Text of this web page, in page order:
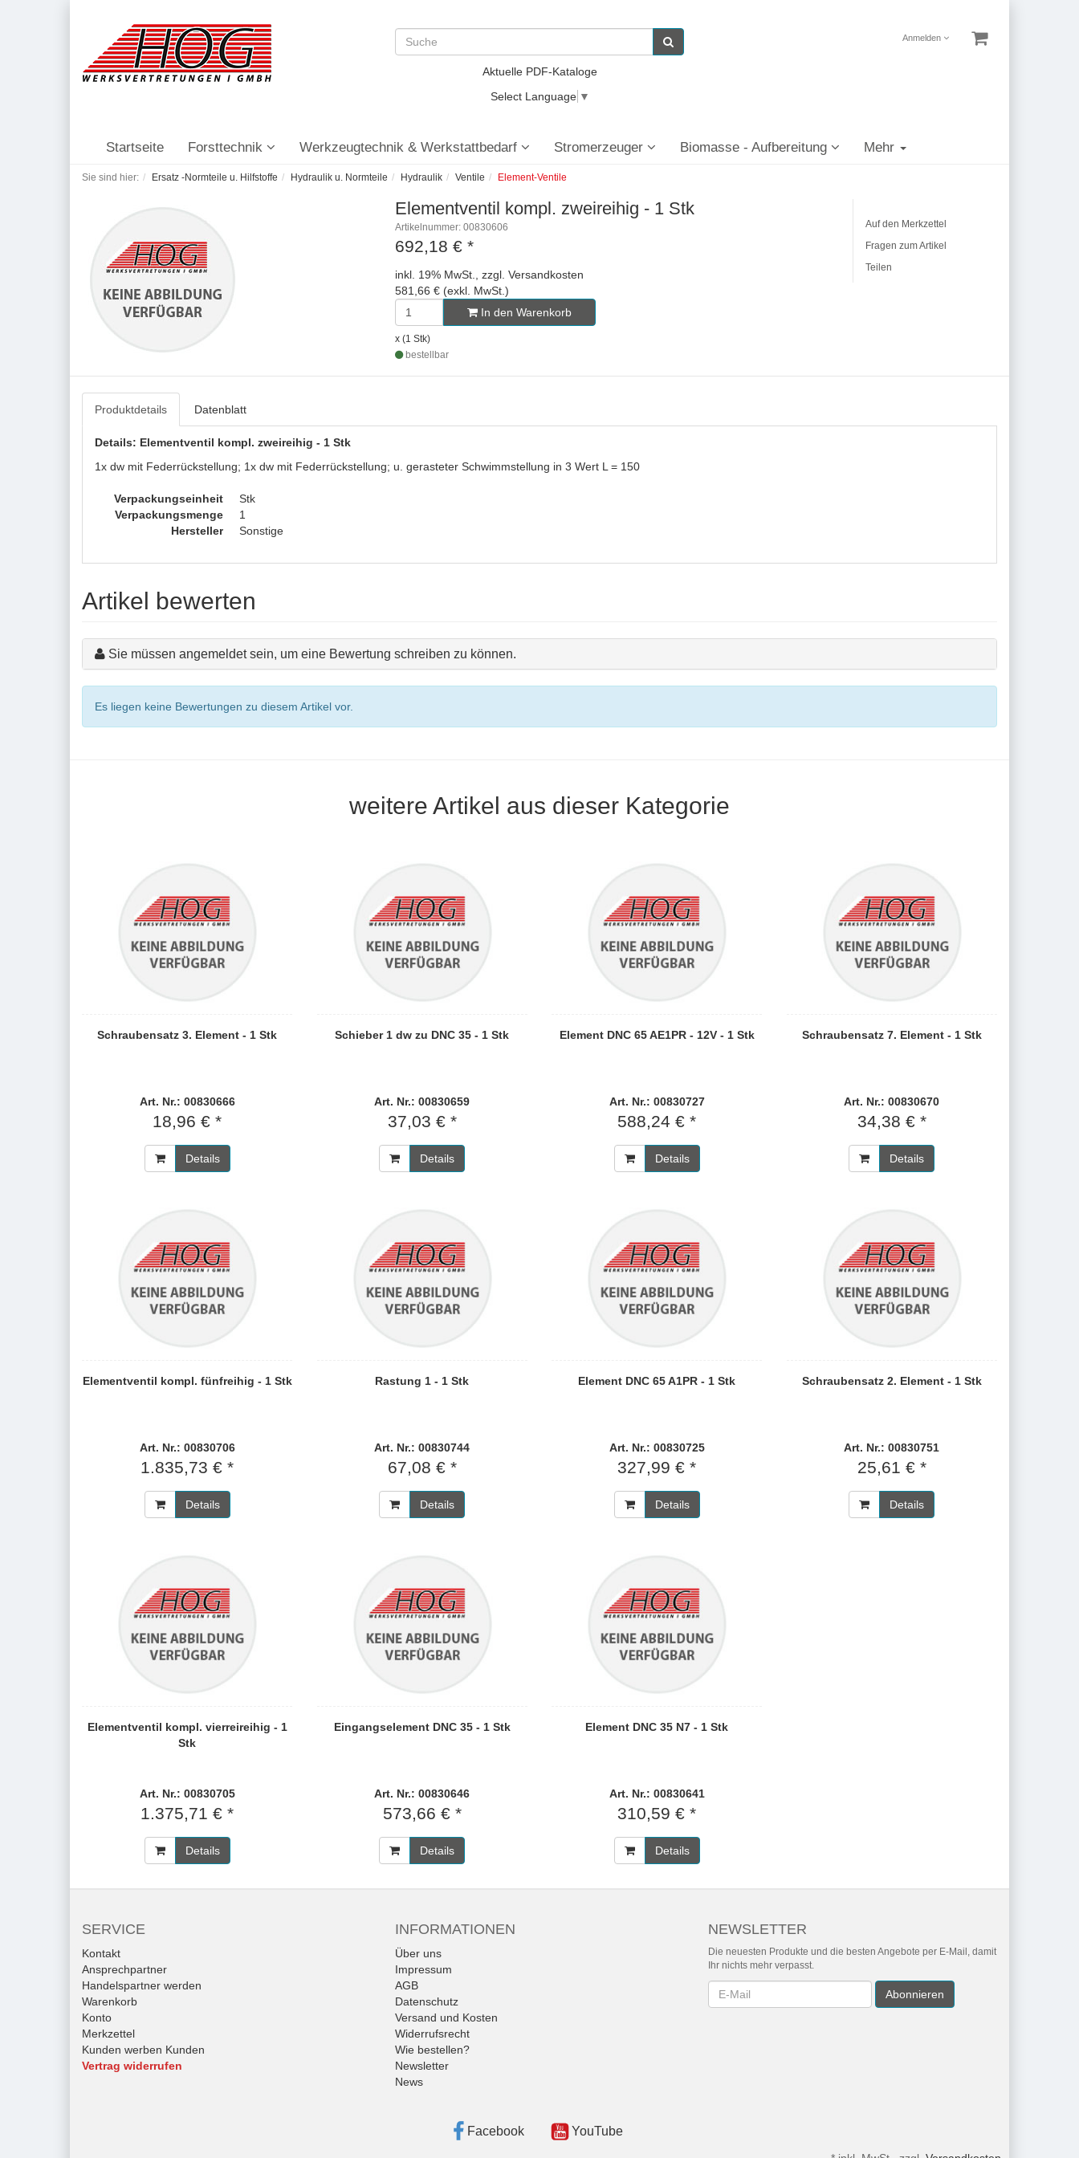
Anmelden
Aktuelle PDF-Kataloge
Select Language ▼
Startseite Forsttechnik Werkzeugtechnik & Werkstattbedarf Stromerzeuger Biomasse - Aufbereitung Mehr
Sie sind hier: Ersatz -Normteile u. Hilfstoffe Hydraulik u. Normteile Hydraulik Ventile Element-Ventile
Elementventil kompl. zweireihig - 1 Stk
Artikelnummer: 00830606
692,18 € *
inkl. 19% MwSt., zzgl. Versandkosten
581,66 € (exkl. MwSt.)
In den Warenkorb
x (1 Stk)
bestellbar
Auf den Merkzettel
Fragen zum Artikel
Teilen
Produktdetails Datenblatt
Details: Elementventil kompl. zweireihig - 1 Stk
1x dw mit Federrückstellung; 1x dw mit Federrückstellung; u. gerasteter Schwimmstellung in 3 Wert L = 150
Verpackungseinheit
Stk
Verpackungsmenge
1
Hersteller
Sonstige
Artikel bewerten
Sie müssen angemeldet sein, um eine Bewertung schreiben zu können.
Es liegen keine Bewertungen zu diesem Artikel vor.
weitere Artikel aus dieser Kategorie
Schraubensatz 3. Element - 1 Stk
Art. Nr.: 00830666
18,96 € *
Details
Schieber 1 dw zu DNC 35 - 1 Stk
Art. Nr.: 00830659
37,03 € *
Details
Element DNC 65 AE1PR - 12V - 1 Stk
Art. Nr.: 00830727
588,24 € *
Details
Schraubensatz 7. Element - 1 Stk
Art. Nr.: 00830670
34,38 € *
Details
Elementventil kompl. fünfreihig - 1 Stk
Art. Nr.: 00830706
1.835,73 € *
Details
Rastung 1 - 1 Stk
Art. Nr.: 00830744
67,08 € *
Details
Element DNC 65 A1PR - 1 Stk
Art. Nr.: 00830725
327,99 € *
Details
Schraubensatz 2. Element - 1 Stk
Art. Nr.: 00830751
25,61 € *
Details
Elementventil kompl. vierreireihig - 1
Stk
Art. Nr.: 00830705
1.375,71 € *
Details
Eingangselement DNC 35 - 1 Stk
Art. Nr.: 00830646
573,66 € *
Details
Element DNC 35 N7 - 1 Stk
Art. Nr.: 00830641
310,59 € *
Details
SERVICE
Kontakt
Ansprechpartner
Handelspartner werden
Warenkorb
Konto
Merkzettel
Kunden werben Kunden
Vertrag widerrufen
INFORMATIONEN
Über uns
Impressum
AGB
Datenschutz
Versand und Kosten
Widerrufsrecht
Wie bestellen?
Newsletter
News
NEWSLETTER
Die neuesten Produkte und die besten Angebote per E-Mail, damit
Ihr nichts mehr verpasst.
Newsletter Abonnieren
Facebook YouTube